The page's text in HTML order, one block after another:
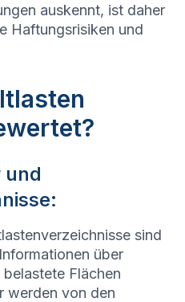
auskennt, ist daher
Haftungsrisiken und
sind
über
Flächen
werden von den